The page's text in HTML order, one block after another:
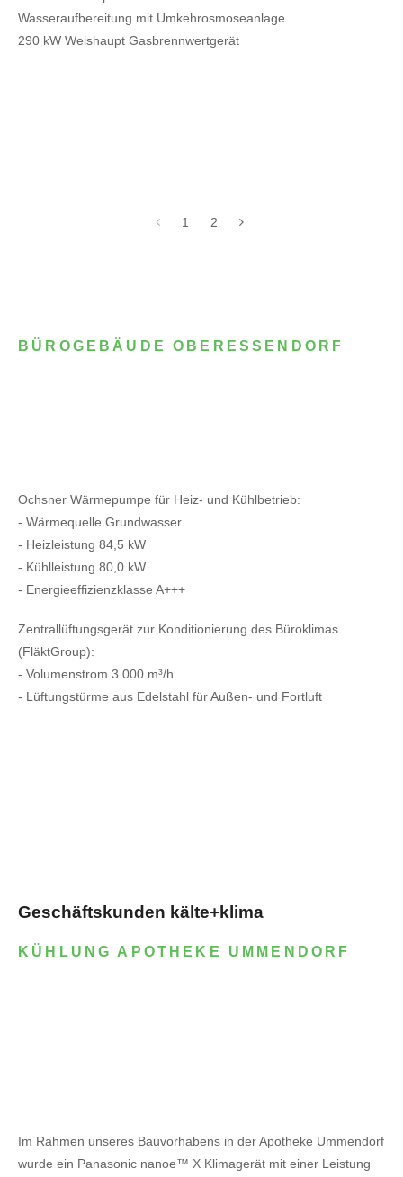
Wasseraufbereitung mit Umkehrosmoseanlage
290 kW Weishaupt Gasbrennwertgerät
1 2
BÜROGEBÄUDE OBERESSENDORF
Ochsner Wärmepumpe für Heiz- und Kühlbetrieb:
- Wärmequelle Grundwasser
- Heizleistung 84,5 kW
- Kühlleistung 80,0 kW
- Energieeffizienzklasse A+++
Zentrallüftungsgerät zur Konditionierung des Büroklimas
(FläktGroup):
- Volumenstrom 3.000 m³/h
- Lüftungstürme aus Edelstahl für Außen- und Fortluft
Geschäftskunden kälte+klima
KÜHLUNG APOTHEKE UMMENDORF
Im Rahmen unseres Bauvorhabens in der Apotheke Ummendorf
wurde ein Panasonic nanoe™ X Klimagerät mit einer Leistung